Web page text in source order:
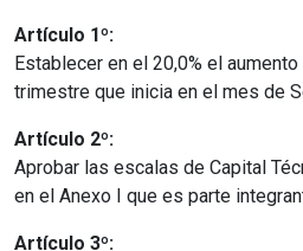
Artículo 1º:
Establecer en el 20,0% el
trimestre que inicia en el mes de
Artículo 2º:
Aprobar las escalas de Capital
en el Anexo I que es parte
Artículo 3º: